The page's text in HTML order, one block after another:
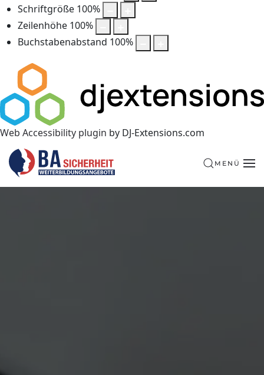
Schriftgröße 100%
Zeilenhöhe 100%
Buchstabenabstand 100%
Web Accessibility plugin by DJ-Extensions.com
MENÜ